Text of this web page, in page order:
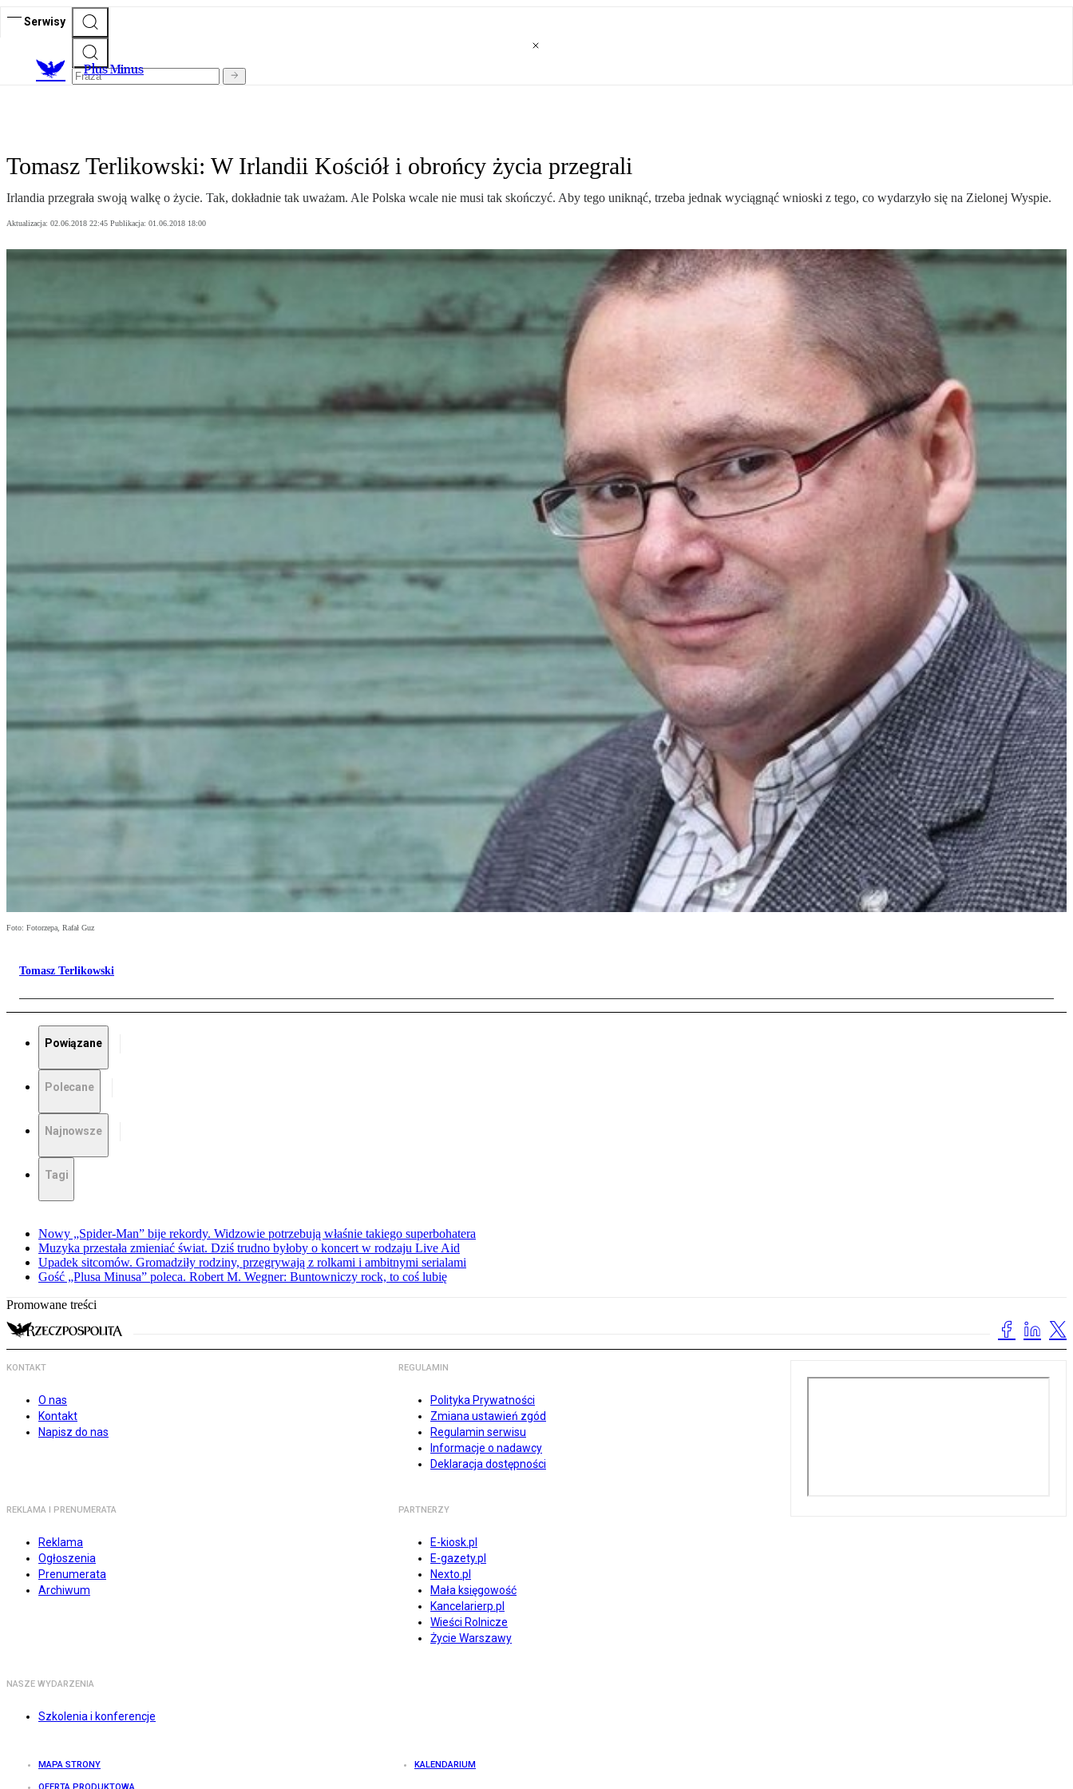
Serwisy
Plus Minus
Tomasz Terlikowski: W Irlandii Kościół i obrońcy życia przegrali
Irlandia przegrała swoją walkę o życie. Tak, dokładnie tak uważam. Ale Polska wcale nie musi tak skończyć. Aby tego uniknąć, trzeba jednak wyciągnąć wnioski z tego, co wydarzyło się na Zielonej Wyspie.
Aktualizacja: 02.06.2018 22:45 Publikacja: 01.06.2018 18:00
Foto: Fotorzepa, Rafał Guz
Tomasz Terlikowski
Powiązane
Polecane
Najnowsze
Tagi
Nowy „Spider-Man” bije rekordy. Widzowie potrzebują właśnie takiego superbohatera
Muzyka przestała zmieniać świat. Dziś trudno byłoby o koncert w rodzaju Live Aid
Upadek sitcomów. Gromadziły rodziny, przegrywają z rolkami i ambitnymi serialami
Gość „Plusa Minusa” poleca. Robert M. Wegner: Buntowniczy rock, to coś lubię
Promowane treści
KONTAKT
O nas
Kontakt
Napisz do nas
REGULAMIN
Polityka Prywatności
Zmiana ustawień zgód
Regulamin serwisu
Informacje o nadawcy
Deklaracja dostępności
REKLAMA I PRENUMERATA
Reklama
Ogłoszenia
Prenumerata
Archiwum
PARTNERZY
E-kiosk.pl
E-gazety.pl
Nexto.pl
Mała księgowość
Kancelarierp.pl
Wieści Rolnicze
Życie Warszawy
NASZE WYDARZENIA
Szkolenia i konferencje
MAPA STRONY KALENDARIUM